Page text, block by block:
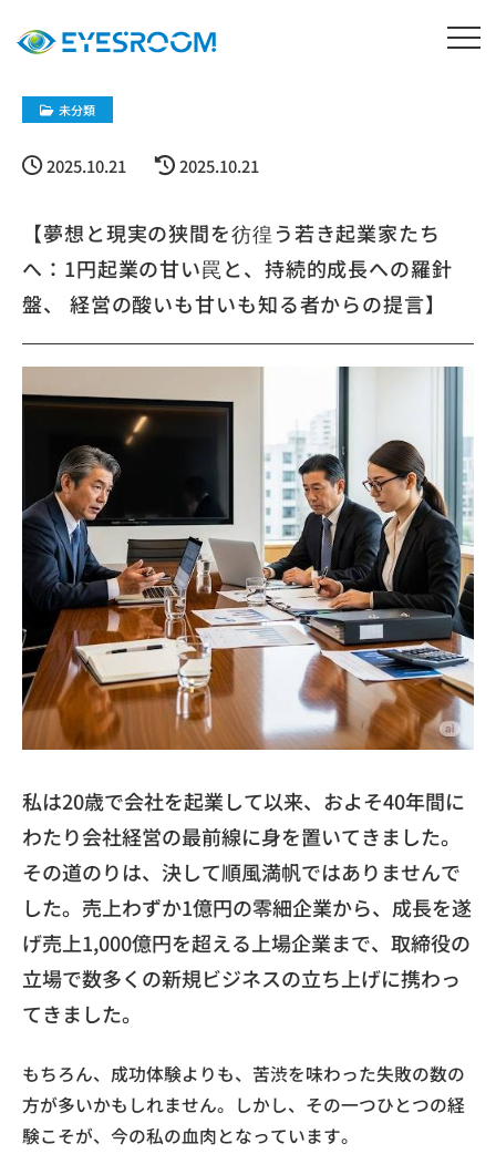
未分類
2025.10.21 2025.10.21
【夢想と現実の狭間を彷徨う若き起業家たち
へ：1円起業の甘い罠と、持続的成長への羅針
盤、 経営の酸いも甘いも知る者からの提言】
私は20歳で会社を起業して以来、およそ40年間に
わたり会社経営の最前線に身を置いてきました。
その道のりは、決して順風満帆ではありませんで
した。売上わずか1億円の零細企業から、成長を遂
げ売上1,000億円を超える上場企業まで、取締役の
立場で数多くの新規ビジネスの立ち上げに携わっ
てきました。
もちろん、成功体験よりも、苦渋を味わった失敗の数の
方が多いかもしれません。しかし、その一つひとつの経
験こそが、今の私の血肉となっています。